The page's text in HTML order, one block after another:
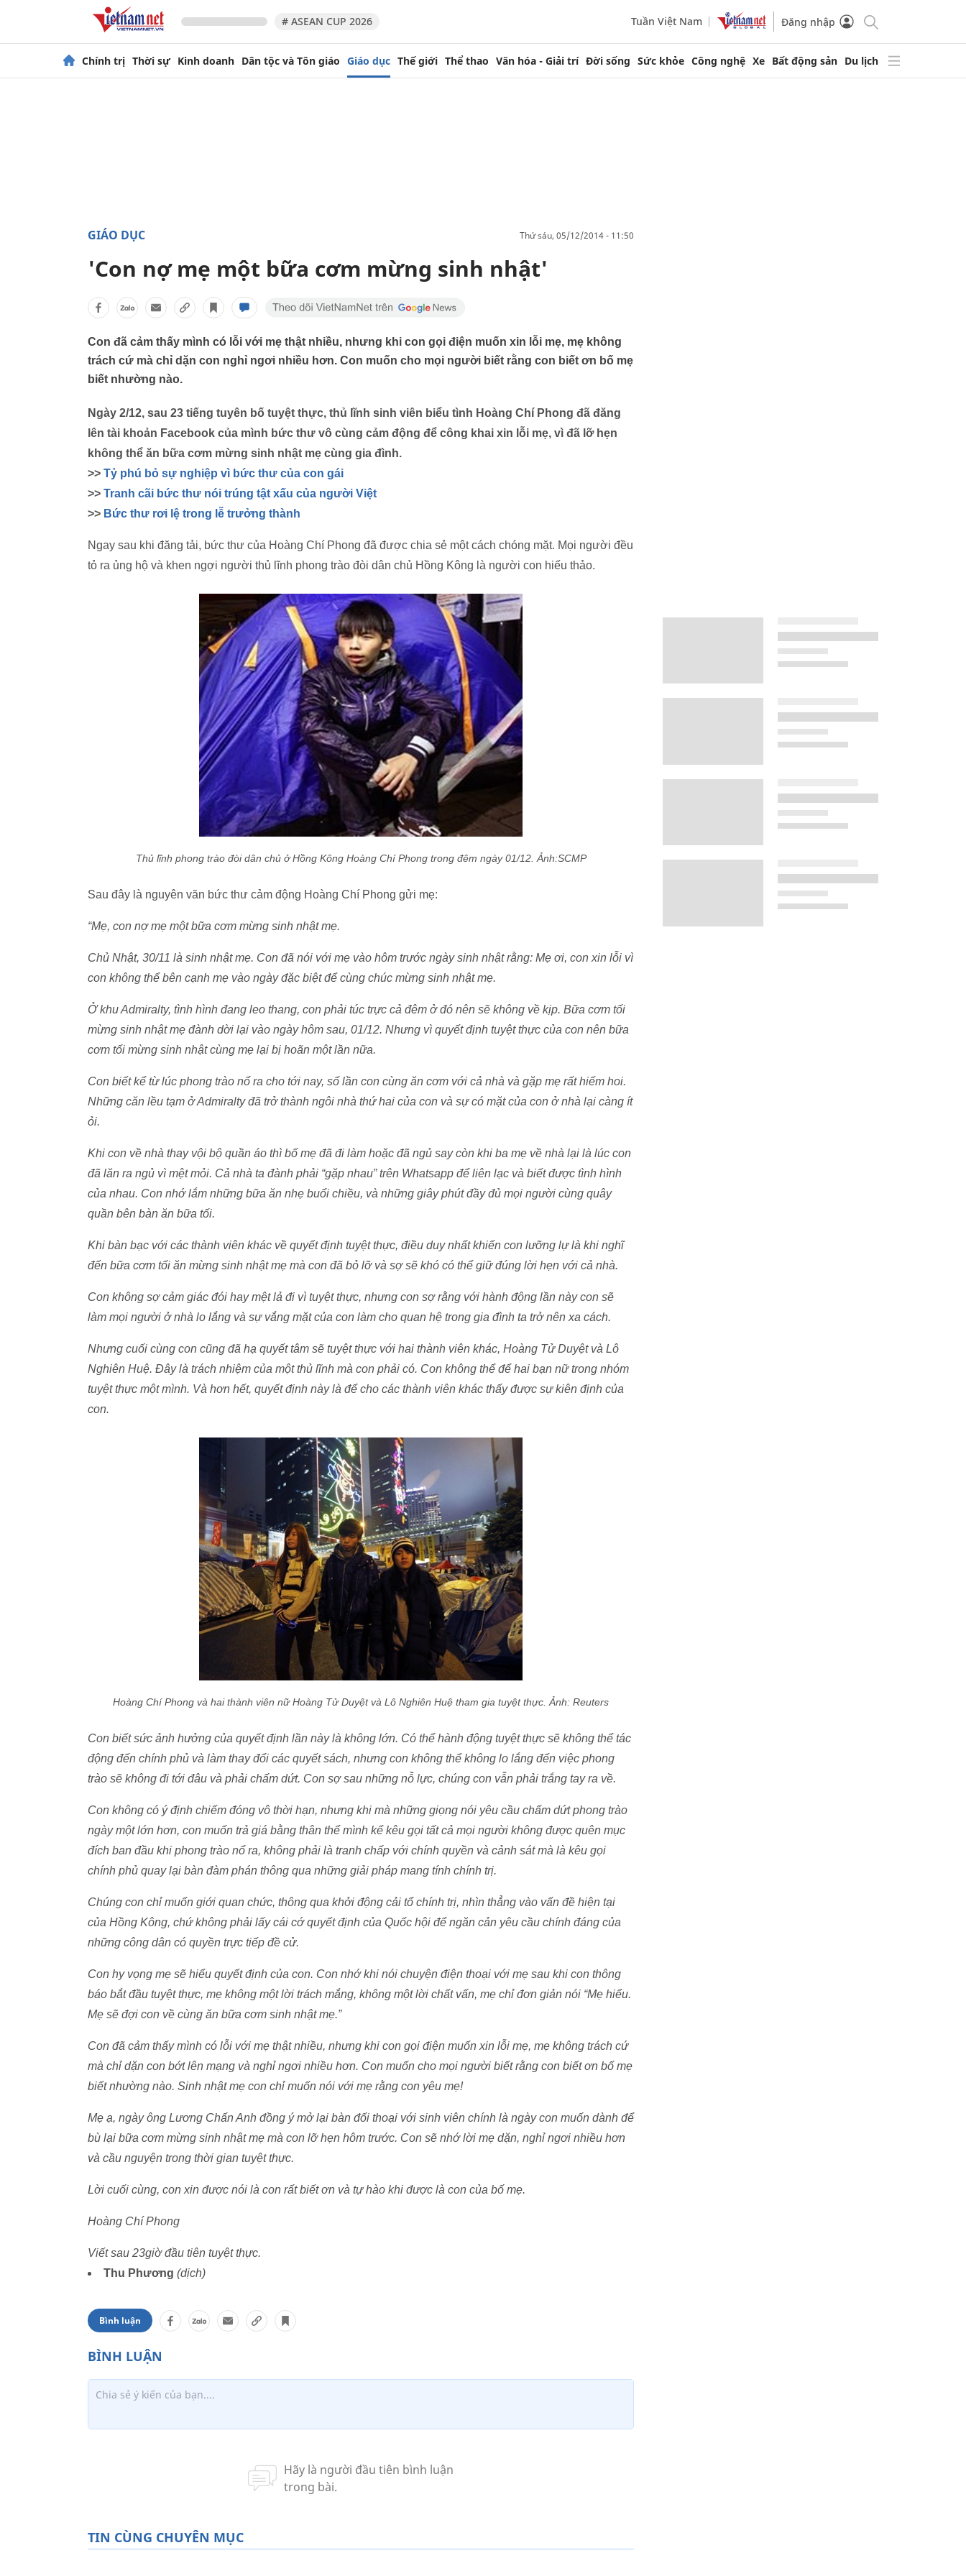
# ASEAN CUP 2026 Tuần Việt Nam Đăng nhập
Chính trị Thời sự Kinh doanh Dân tộc và Tôn giáo Giáo dục Thế giới Thể thao Văn hóa - Giải trí Đời sống Sức khỏe Công nghệ Xe Bất động sản Du lịch
GIÁO DỤC thứ sáu, 05/12/2014 - 11:50
'Con nợ mẹ một bữa cơm mừng sinh nhật'
Con đã cảm thấy mình có lỗi với mẹ thật nhiều, nhưng khi con gọi điện muốn xin lỗi mẹ, mẹ không
trách cứ mà chỉ dặn con nghỉ ngơi nhiều hơn. Con muốn cho mọi người biết rằng con biết ơn bố mẹ
biết nhường nào.
Ngày 2/12, sau 23 tiếng tuyên bố tuyệt thực, thủ lĩnh sinh viên biểu tình Hoàng Chí Phong đã đăng
lên tài khoản Facebook của mình bức thư vô cùng cảm động để công khai xin lỗi mẹ, vì đã lỡ hẹn
không thể ăn bữa cơm mừng sinh nhật mẹ cùng gia đình.
>> Tỷ phú bỏ sự nghiệp vì bức thư của con gái
>> Tranh cãi bức thư nói trúng tật xấu của người Việt
>> Bức thư rơi lệ trong lễ trưởng thành
Ngay sau khi đăng tải, bức thư của Hoàng Chí Phong đã được chia sẻ một cách chóng mặt. Mọi người đều
tỏ ra ủng hộ và khen ngợi người thủ lĩnh phong trào đòi dân chủ Hồng Kông là người con hiếu thảo.
Thủ lĩnh phong trào đòi dân chủ ở Hồng Kông Hoàng Chí Phong trong đêm ngày 01/12. Ảnh:SCMP
Sau đây là nguyên văn bức thư cảm động Hoàng Chí Phong gửi mẹ:
“Mẹ, con nợ mẹ một bữa cơm mừng sinh nhật mẹ.
Chủ Nhật, 30/11 là sinh nhật mẹ. Con đã nói với mẹ vào hôm trước ngày sinh nhật rằng: Mẹ ơi, con xin lỗi vì
con không thể bên cạnh mẹ vào ngày đặc biệt để cùng chúc mừng sinh nhật mẹ.
Ở khu Admiralty, tình hình đang leo thang, con phải túc trực cả đêm ở đó nên sẽ không về kịp. Bữa cơm tối
mừng sinh nhật mẹ đành dời lại vào ngày hôm sau, 01/12. Nhưng vì quyết định tuyệt thực của con nên bữa
cơm tối mừng sinh nhật cùng mẹ lại bị hoãn một lần nữa.
Con biết kể từ lúc phong trào nổ ra cho tới nay, số lần con cùng ăn cơm với cả nhà và gặp mẹ rất hiếm hoi.
Những căn lều tạm ở Admiralty đã trở thành ngôi nhà thứ hai của con và sự có mặt của con ở nhà lại càng ít
ỏi.
Khi con về nhà thay vội bộ quần áo thì bố mẹ đã đi làm hoặc đã ngủ say còn khi ba mẹ về nhà lại là lúc con
đã lăn ra ngủ vì mệt mỏi. Cả nhà ta đành phải “gặp nhau” trên Whatsapp để liên lạc và biết được tình hình
của nhau. Con nhớ lắm những bữa ăn nhẹ buổi chiều, và những giây phút đầy đủ mọi người cùng quây
quần bên bàn ăn bữa tối.
Khi bàn bạc với các thành viên khác về quyết định tuyệt thực, điều duy nhất khiến con lưỡng lự là khi nghĩ
đến bữa cơm tối ăn mừng sinh nhật mẹ mà con đã bỏ lỡ và sợ sẽ khó có thể giữ đúng lời hẹn với cả nhà.
Con không sợ cảm giác đói hay mệt lả đi vì tuyệt thực, nhưng con sợ rằng với hành động lần này con sẽ
làm mọi người ở nhà lo lắng và sự vắng mặt của con làm cho quan hệ trong gia đình ta trở nên xa cách.
Nhưng cuối cùng con cũng đã hạ quyết tâm sẽ tuyệt thực với hai thành viên khác, Hoàng Tử Duyệt và Lô
Nghiên Huệ. Đây là trách nhiệm của một thủ lĩnh mà con phải có. Con không thể để hai bạn nữ trong nhóm
tuyệt thực một mình. Và hơn hết, quyết định này là để cho các thành viên khác thấy được sự kiên định của
con.
Hoàng Chí Phong và hai thành viên nữHoàng Tử Duyệt và Lô Nghiên Huệ tham gia tuyệt thực. Ảnh: Reuters
Con biết sức ảnh hưởng của quyết định lần này là không lớn. Có thể hành động tuyệt thực sẽ không thể tác
động đến chính phủ và làm thay đổi các quyết sách, nhưng con không thể không lo lắng đến việc phong
trào sẽ không đi tới đâu và phải chấm dứt. Con sợ sau những nỗ lực, chúng con vẫn phải trắng tay ra về.
Con không có ý định chiếm đóng vô thời hạn, nhưng khi mà những giọng nói yêu cầu chấm dứt phong trào
ngày một lớn hơn, con muốn trả giá bằng thân thể mình kể kêu gọi tất cả mọi người không được quên mục
đích ban đầu khi phong trào nổ ra, không phải là tranh chấp với chính quyền và cảnh sát mà là kêu gọi
chính phủ quay lại bàn đàm phán thông qua những giải pháp mang tính chính trị.
Chúng con chỉ muốn giới quan chức, thông qua khởi động cải tổ chính trị, nhìn thẳng vào vấn đề hiện tại
của Hồng Kông, chứ không phải lấy cái cớ quyết định của Quốc hội để ngăn cản yêu cầu chính đáng của
những công dân có quyền trực tiếp đề cử.
Con hy vọng mẹ sẽ hiểu quyết định của con. Con nhớ khi nói chuyện điện thoại với mẹ sau khi con thông
báo bắt đầu tuyệt thực, mẹ không một lời trách mắng, không một lời chất vấn, mẹ chỉ đơn giản nói “Mẹ hiểu.
Mẹ sẽ đợi con về cùng ăn bữa cơm sinh nhật mẹ.”
Con đã cảm thấy mình có lỗi với mẹ thật nhiều, nhưng khi con gọi điện muốn xin lỗi mẹ, mẹ không trách cứ
mà chỉ dặn con bớt lên mạng và nghỉ ngơi nhiều hơn. Con muốn cho mọi người biết rằng con biết ơn bố mẹ
biết nhường nào. Sinh nhật mẹ con chỉ muốn nói với mẹ rằng con yêu mẹ!
Mẹ ạ, ngày ông Lương Chấn Anh đồng ý mở lại bàn đối thoại với sinh viên chính là ngày con muốn dành để
bù lại bữa cơm mừng sinh nhật mẹ mà con lỡ hẹn hôm trước. Con sẽ nhớ lời mẹ dặn, nghỉ ngơi nhiều hơn
và cầu nguyện trong thời gian tuyệt thực.
Lời cuối cùng, con xin được nói là con rất biết ơn và tự hào khi được là con của bố mẹ.
Hoàng Chí Phong
Viết sau 23giờ đầu tiên tuyệt thực.
Thu Phương (dịch)
Bình luận
TIN CÙNG CHUYÊN MỤC